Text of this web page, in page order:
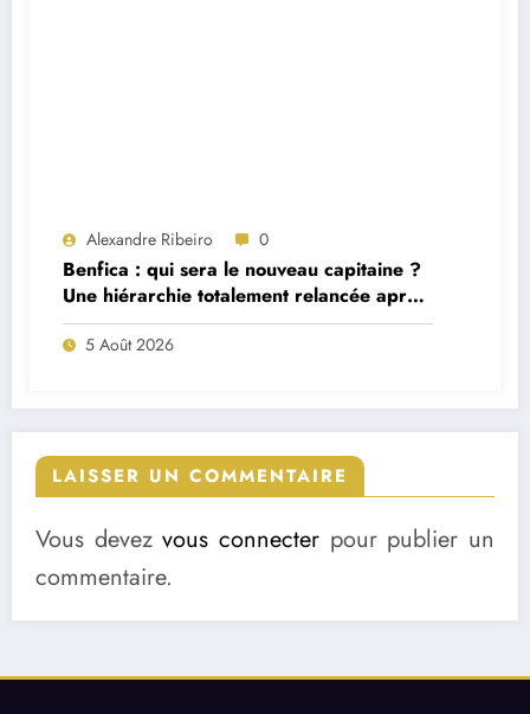
Alexandre Ribeiro 0
Benfica : qui sera le nouveau capitaine ?
Une hiérarchie totalement relancée après
deux départs majeurs
5 Août 2026
LAISSER UN COMMENTAIRE
Vous devezvous connecter pour publier un
commentaire.